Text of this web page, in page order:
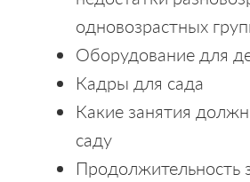
одновозрастных
Оборудование для
Кадры для сада
Какие занятия
саду
Продолжительность